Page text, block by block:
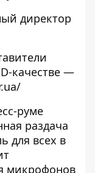
директор
качестве —
руме
раздача
для всех в
микрофонов